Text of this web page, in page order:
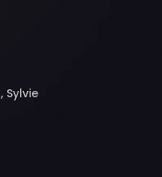
Sylvie
Migneret,